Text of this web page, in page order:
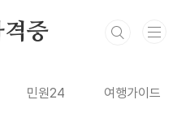
증
민원24 여행가이드